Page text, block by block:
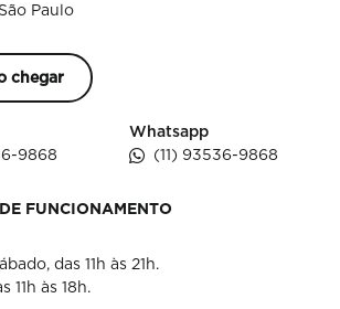
Paulo
chegar
9868
Whatsapp
(11) 93536-9868
FUNCIONAMENTO
das 11h às 21h.
11h às 18h.